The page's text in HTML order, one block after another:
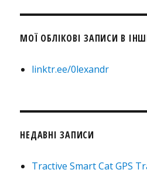
МОЇ ОБЛІКОВІ ЗАПИСИ В
linktr.ee/0lexandr
НЕДАВНІ ЗАПИСИ
Tractive Smart Cat GPS